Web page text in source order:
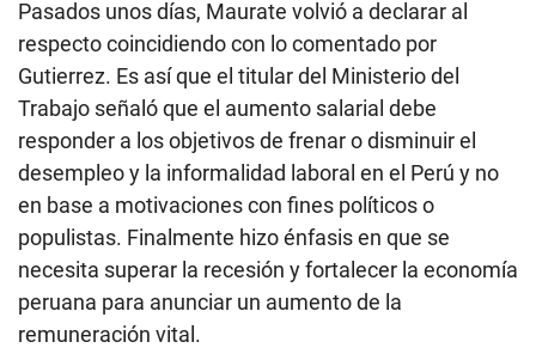
Pasados unos días, Maurate volvió a declarar al
respecto coincidiendo con lo comentado por
Gutierrez. Es así que el titular del Ministerio del
Trabajo señaló que el aumento salarial debe
responder a los objetivos de frenar o disminuir el
desempleo y la informalidad laboral en el Perú y no
en base a motivaciones con fines políticos o
populistas. Finalmente hizo énfasis en que se
necesita superar la recesión y fortalecer la economía
peruana para anunciar un aumento de la
remuneración vital.